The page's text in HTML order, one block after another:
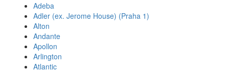
Adeba
Adler (ex. Jerome House) (Praha 1)
Alton
Andante
Apollon
Arlington
Atlantic